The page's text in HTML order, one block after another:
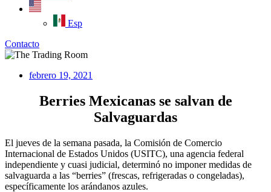
Esp
Contacto
febrero 19, 2021
Berries Mexicanas se salvan de
Salvaguardas
El jueves de la semana pasada, la Comisión de Comercio
Internacional de Estados Unidos (USITC), una agencia federal
independiente y cuasi judicial, determinó no imponer medidas de
salvaguarda a las “berries” (frescas, refrigeradas o congeladas),
específicamente los arándanos azules.